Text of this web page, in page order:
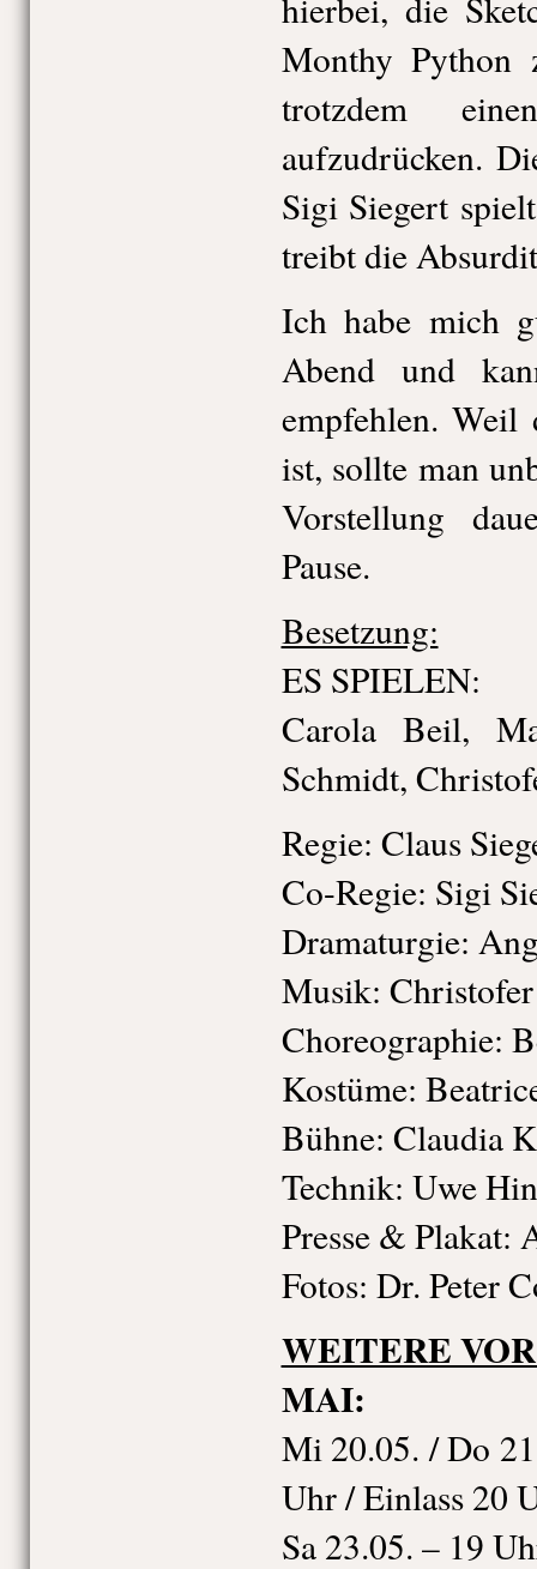
Monthy Python
trotzdem
aufzudrücken.
Sigi Siegert
treibt die
Ich habe mich
Abend und
empfehlen. Weil
ist, sollte man
Vorstellung
Pause.
Besetzung:
ES SPIELEN:
Carola Beil,
Schmidt,
Regie: Claus
Co-Regie: Sigi
Dramaturgie:
Musik:
Choreographie:
Kostüme:
Bühne: Claudia
Technik: Uwe
Presse & Plakat:
Fotos: Dr. Peter
WEITERE
MAI:
Mi 20.05. / Do
Uhr / Einlass 20
Sa 23.05. – 19